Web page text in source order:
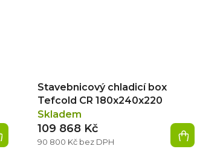
Stavebnicový chladicí box
Tefcold CR 180x240x220
Skladem
90 800 Kč bez DPH
109 868 Kč